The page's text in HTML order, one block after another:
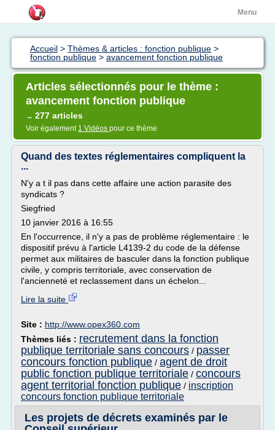
Menu
Accueil > Thèmes & articles : fonction publique >
fonction publique > avancement fonction publique
Articles sélectionnés pour le thème :
avancement fonction publique
→ 277 articles
Voir également 1 Vidéos pour ce thème
Quand des textes réglementaires compliquent la
...
N'y a t il pas dans cette affaire une action parasite des
syndicats ?
Siegfried
10 janvier 2016 à 16:55
En l'occurrence, il n'y a pas de problème réglementaire : le
dispositif prévu à l'article L4139-2 du code de la défense
permet aux militaires de basculer dans la fonction publique
civile, y compris territoriale, avec conservation de
l'ancienneté et reclassement dans un échelon...
Lire la suite
Site : http://www.opex360.com
Thèmes liés : recrutement dans la fonction
publique territoriale sans concours / passer
concours fonction publique / agent de droit
public fonction publique territoriale / concours
agent territorial fonction publique / inscription
concours fonction publique territoriale
Les projets de décrets examinés par le